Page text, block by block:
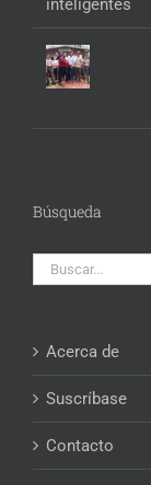
Búsqueda
Buscar:
Acerca de
Suscríbase
Contacto